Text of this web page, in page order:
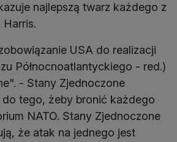
najlepszą twarz każdego z
Harris.
USA do realizacji
Północnoatlantyckiego - red.)
- Stany Zjednoczone
tego, żeby bronić każdego
NATO. Stany Zjednoczone
że atak na jednego jest